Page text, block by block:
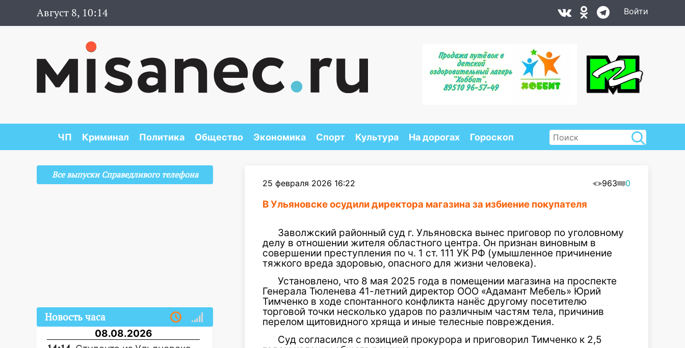
Август 8, 10:14 Войти
ЧП Криминал Политика Общество Экономика Спорт Культура На дорогах Гороскоп
25 февраля 2026 16:22 963 0
В Ульяновске осудили директора магазина за избиение покупателя
Заволжский районный суд г. Ульяновска вынес приговор по уголовному
делу в отношении жителя областного центра. Он признан виновным в
совершении преступления по ч. 1 ст. 111 УК РФ (умышленное причинение
тяжкого вреда здоровью, опасного для жизни человека).
Установлено, что 8 мая 2025 года в помещении магазина на проспекте
Генерала Тюленева 41-летний директор ООО «Адамант Мебель» Юрий
Тимченко в ходе спонтанного конфликта нанёс другому посетителю
торговой точки несколько ударов по различным частям тела, причинив
перелом щитовидного хряща и иные телесные повреждения.
Суд согласился с позицией прокурора и приговорил Тимченко к 2,5
Все выпуски Справедливого телефона
Новость часа
08.08.2026